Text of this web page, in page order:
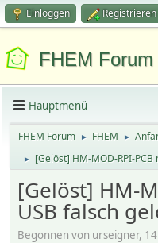
Einloggen Registrieren
FHEM Forum
Hauptmenü
FHEM Forum ► FHEM ►
► [Gelöst] HM-MOD-RPI-
[Gelöst] HM-
USB falsch
Begonnen von urseigner,